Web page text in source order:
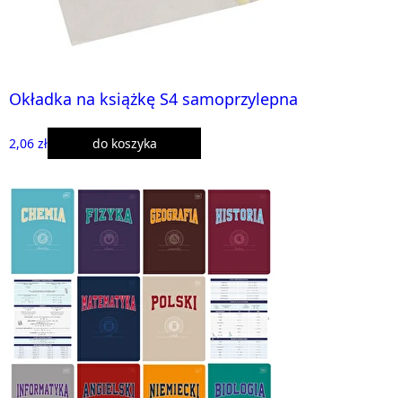
Okładka na książkę S4 samoprzylepna
2,06 zł do koszyka